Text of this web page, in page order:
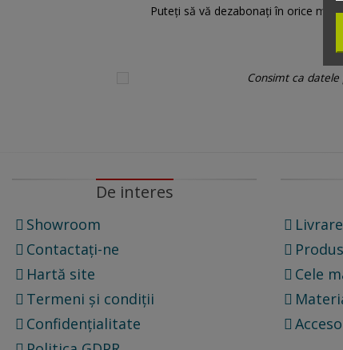
Puteți să vă dezabonați în orice
Consimt ca
De interes
Showroom
Contactați-ne
Hartă site
Termeni și condiții
Confidențialitate
Livrare
Cele